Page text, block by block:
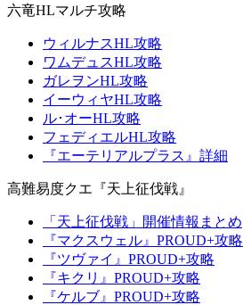
六竜HLマルチ攻略
ウィルナスHL攻略
ワムデュスHL攻略
ガレヲンHL攻略
イーウィヤHL攻略
ル･オーHL攻略
フェディエルHL攻略
『エーテリアルプラス』詳細
高難易度クエ『天上征伐戦』
「天上征伐戦」開催情報まとめ
『マクスウェル』PROUD+攻略
『ツヴァイ』PROUD+攻略
『キクリ』PROUD+攻略
『ケルブ』PROUD+攻略